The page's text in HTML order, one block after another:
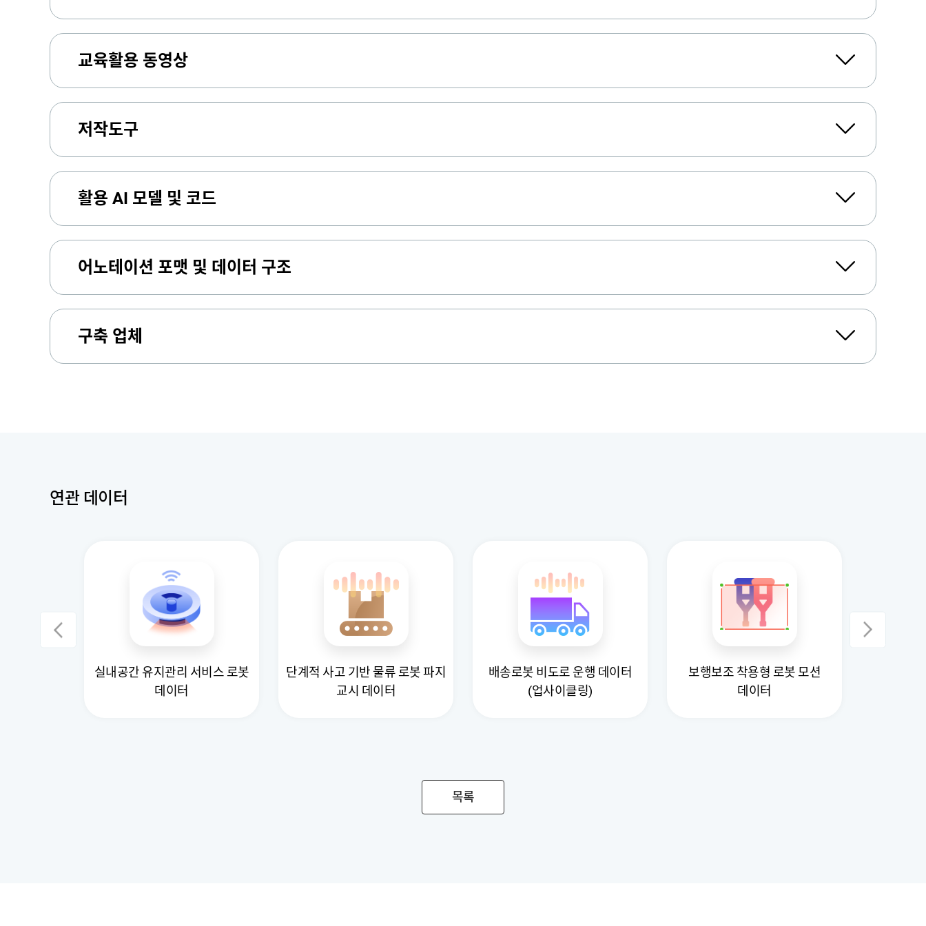
교육활용 동영상
저작도구
활용 AI 모델 및 코드
어노테이션 포맷 및 데이터 구조
구축 업체
연관 데이터
실내공간 유지관리 서비스 로봇
데이터
단계적 사고 기반 물류 로봇 파지
교시 데이터
배송로봇 비도로 운행 데이터
(업사이클링)
보행보조 착용형 로봇 모션
데이터
목록